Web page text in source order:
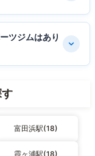
ツジムはあり
富田浜駅(18)
霞ヶ浦駅(18)